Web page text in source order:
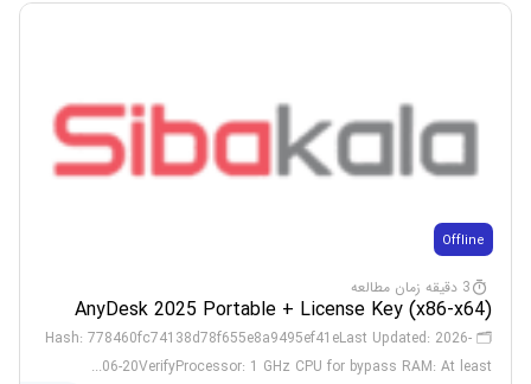
Offline
3 دقیقه زمان مطالعه
AnyDesk 2025 Portable + License Key (x86-x64)
[Windows]
🗂 Hash: 778460fc74138d78f655e8a9495ef41eLast Updated: 2026-
06-20VerifyProcessor: 1 GHz CPU for bypass RAM: At least...